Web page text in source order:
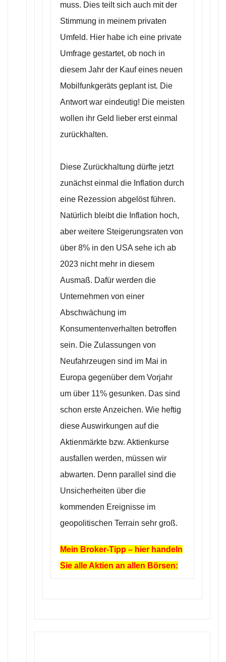
muss. Dies teilt sich auch mit der
Stimmung in meinem privaten
Umfeld. Hier habe ich eine private
Umfrage gestartet, ob noch in
diesem Jahr der Kauf eines neuen
Mobilfunkgeräts geplant ist. Die
Antwort war eindeutig! Die meisten
wollen ihr Geld lieber erst einmal
zurückhalten.
Diese Zurückhaltung dürfte jetzt
zunächst einmal die Inflation durch
eine Rezession abgelöst führen.
Natürlich bleibt die Inflation hoch,
aber weitere Steigerungsraten von
über 8% in den USA sehe ich ab
2023 nicht mehr in diesem
Ausmaß. Dafür werden die
Unternehmen von einer
Abschwächung im
Konsumentenverhalten betroffen
sein. Die Zulassungen von
Neufahrzeugen sind im Mai in
Europa gegenüber dem Vorjahr
um über 11% gesunken. Das sind
schon erste Anzeichen. Wie heftig
diese Auswirkungen auf die
Aktienmärkte bzw. Aktienkurse
ausfallen werden, müssen wir
abwarten. Denn parallel sind die
Unsicherheiten über die
kommenden Ereignisse im
geopolitischen Terrain sehr groß.
Mein Broker-Tipp – hier handeln
Sie alle Aktien an allen Börsen: